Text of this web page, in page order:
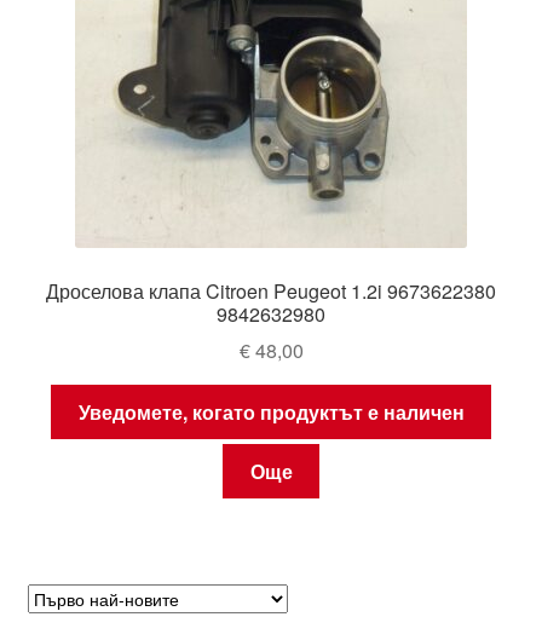
Дроселова клапа Citroen Peugeot 1.2i 9673622380
9842632980
€48,00
Уведомете, когато продуктът е наличен
Още